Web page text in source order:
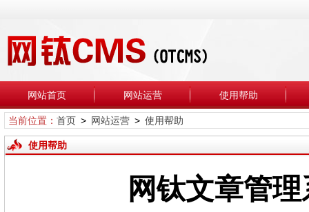
网站首页 网站运营 使用帮助
当前位置： 首页> 网站运营> 使用帮助
使用帮助
网钛文章管